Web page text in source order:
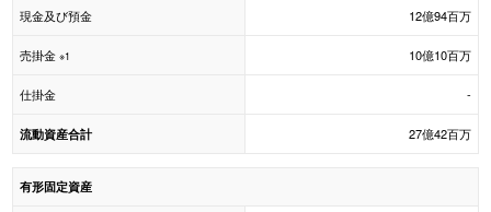
現金及び預金 12億94百万
売掛金 ※1 10億10百万
仕掛金 -
流動資産合計 27億42百万
有形固定資産